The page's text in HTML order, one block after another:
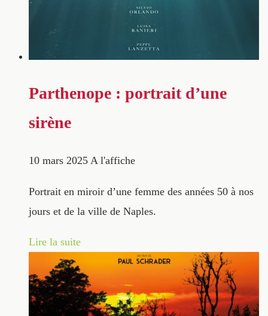
Parthenope : portrait d’une
sirène
10 mars 2025 A l'affiche
Portrait en miroir d’une femme des années 50 à nos
jours et de la ville de Naples.
Lire la suite